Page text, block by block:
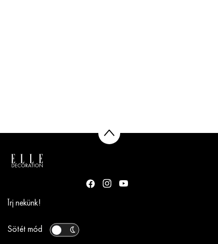
Írj nekünk!
Sötét mód